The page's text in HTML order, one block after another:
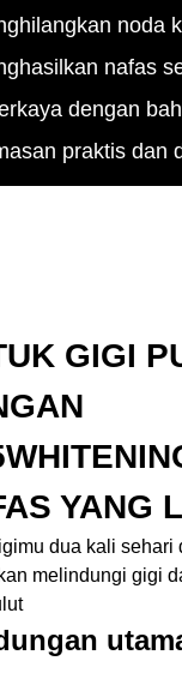
noda
nafas
dengan
praktis dan
GIGI
YANG
dua kali
melindungi gigi